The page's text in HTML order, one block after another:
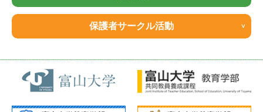
保護者サークル活動